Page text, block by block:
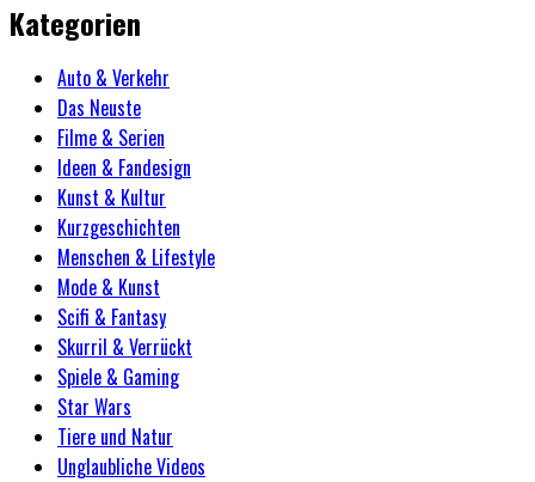
Kategorien
Auto & Verkehr
Das Neuste
Filme & Serien
Ideen & Fandesign
Kunst & Kultur
Kurzgeschichten
Menschen & Lifestyle
Mode & Kunst
Scifi & Fantasy
Skurril & Verrückt
Spiele & Gaming
Star Wars
Tiere und Natur
Unglaubliche Videos